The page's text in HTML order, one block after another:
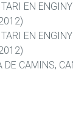
EN
EN
DE CAMINS,